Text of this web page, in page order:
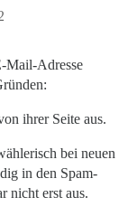
Mail-Adresse
ihrer Seite aus.
bei neuen
in den Spam-
nicht erst aus.